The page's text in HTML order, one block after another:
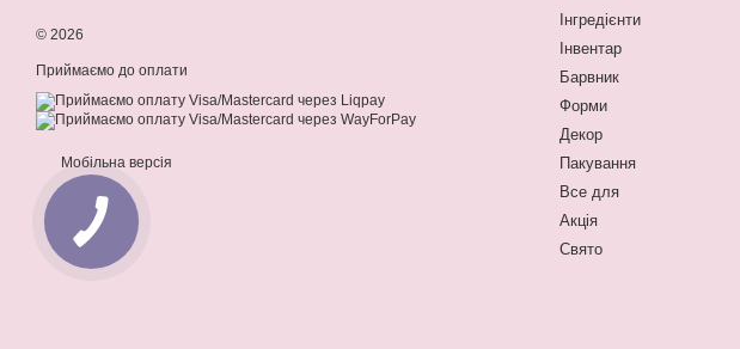
© 2026
Приймаємо до оплати
Мобільна версія
Інгредієнти
Інвентар
Барвник
Форми
Декор
Пакування
Все для
Акція
Свято